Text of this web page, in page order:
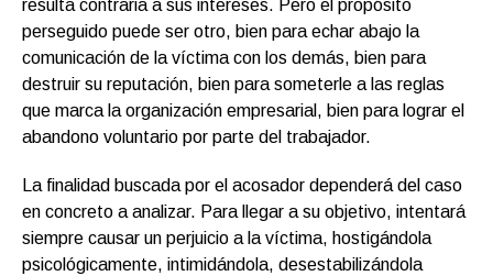
resulta contraria a sus intereses. Pero el propósito
perseguido puede ser otro, bien para echar abajo la
comunicación de la víctima con los demás, bien para
destruir su reputación, bien para someterle a las reglas
que marca la organización empresarial, bien para lograr el
abandono voluntario por parte del trabajador.
La finalidad buscada por el acosador dependerá del caso
en concreto a analizar. Para llegar a su objetivo, intentará
siempre causar un perjuicio a la víctima, hostigándola
psicológicamente, intimidándola, desestabilizándola